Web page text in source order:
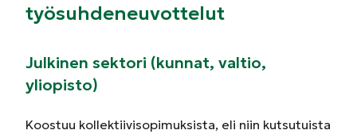
työsuhdeneuvottelut
Julkinen sektori (kunnat, valtio,
yliopisto)
Koostuu kollektiivisopimuksista, eli niin kutsutuista